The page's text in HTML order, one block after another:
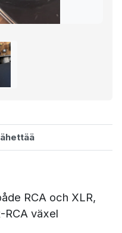
RCA och XLR,
RCA växel